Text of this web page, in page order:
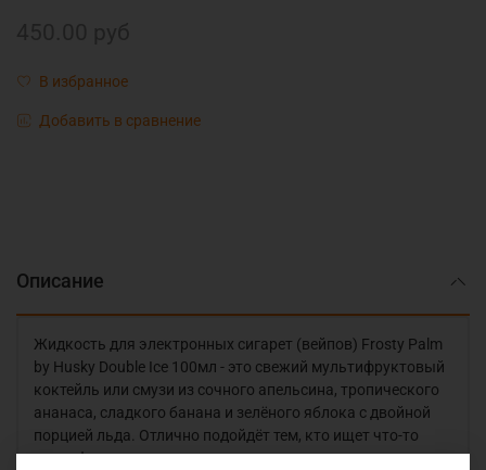
В избранное
Добавить в сравнение
Описание
Жидкость для электронных сигарет (вейпов) Frosty Palm
by Husky Double Ice 100мл - это свежий мультифруктовый
коктейль или смузи из сочного апельсина, тропического
ананаса, сладкого банана и зелёного яблока с двойной
порцией льда. Отлично подойдёт тем, кто ищет что-то
супер фруктовое